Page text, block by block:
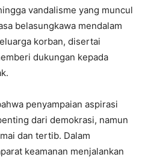
vandalisme yang muncul
belasungkawa mendalam
korban, disertai
dukungan kepada
penyampaian aspirasi
dari demokrasi, namun
dan tertib. Dalam
keamanan menjalankan